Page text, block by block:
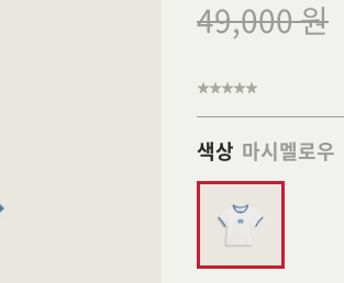
49,000 원
색상 마시멜로우